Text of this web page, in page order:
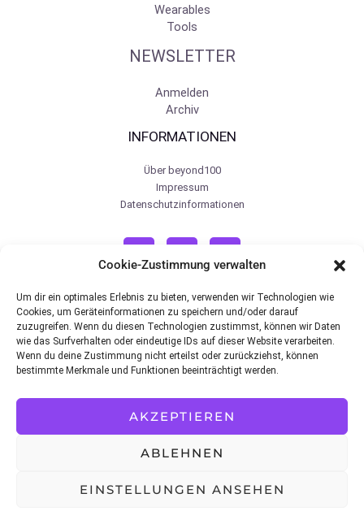
Cookie-Zustimmung verwalten
Um dir ein optimales Erlebnis zu bieten, verwenden wir Technologien wie
Cookies, um Geräteinformationen zu speichern und/oder darauf
zuzugreifen. Wenn du diesen Technologien zustimmst, können wir Daten
wie das Surfverhalten oder eindeutige IDs auf dieser Website verarbeiten.
Wenn du deine Zustimmung nicht erteilst oder zurückziehst, können
bestimmte Merkmale und Funktionen beeinträchtigt werden.
AKZEPTIEREN
ABLEHNEN
EINSTELLUNGEN ANSEHEN
Wearables
Tools
NEWSLETTER
Anmelden
Archiv
INFORMATIONEN
Über beyond100
Impressum
Datenschutzinformationen
Medizinischer & Affiliate Hinweis
Die in diesem Blog geteilten Informationen dienen ausschließlich Bildungszwecken,
Fitnessprogramm beginnen, Nahrungsergänzungsmittel zu Ihrer Ernährung
hinzufügen oder andere Änderungen vornehmen, die sich auf Ihre Medikamente, Ihren
und sein Eigentümer Gregor Karmann haften nicht dafür, wie Sie die hier geteilten
sich aus persönlicher Nutzung und Recherche ergeben. Ich empfehle Produkte,
Dienstleistungen oder Programme und werde dafür manchmal als Partner vergütet. |